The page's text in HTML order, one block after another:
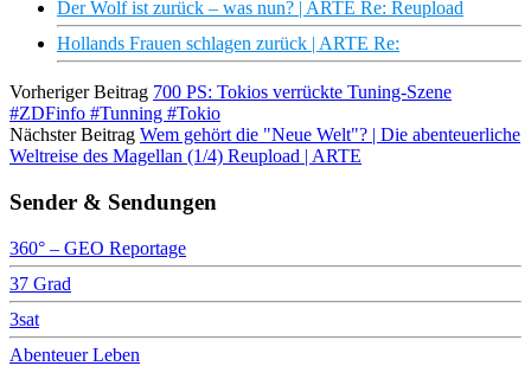
Der Wolf ist zurück – was nun? | ARTE Re: Reupload
Hollands Frauen schlagen zurück | ARTE Re:
Vorheriger Beitrag 700 PS: Tokios verrückte Tuning-Szene
#ZDFinfo #Tunning #Tokio
Nächster Beitrag Wem gehört die "Neue Welt"? | Die abenteuerliche
Weltreise des Magellan (1/4) Reupload | ARTE
Sender & Sendungen
360° – GEO Reportage
37 Grad
3sat
Abenteuer Leben